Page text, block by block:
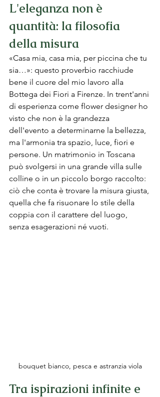
L'eleganza non è
quantità: la filosofia
della misura
«Casa mia, casa mia, per piccina che tu
sia…»: questo proverbio racchiude
bene il cuore del mio lavoro alla
Bottega dei Fiori a Firenze. In trent'anni
di esperienza come flower designer ho
visto che non è la grandezza
dell'evento a determinarne la bellezza,
ma l'armonia tra spazio, luce, fiori e
persone. Un matrimonio in Toscana
può svolgersi in una grande villa sulle
colline o in un piccolo borgo raccolto:
ciò che conta è trovare la misura giusta,
quella che fa risuonare lo stile della
coppia con il carattere del luogo,
senza esagerazioni né vuoti.
bouquet bianco, pesca e astranzia viola
Tra ispirazioni infinite e